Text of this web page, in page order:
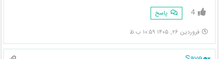
4 پاسخ
فروردین ۲۶, ۱۴۰۵ ۱۰:۵۹ ب.ظ